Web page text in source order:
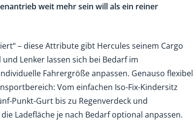
weit mehr sein will als ein reiner
– diese Attribute gibt Hercules seinem Cargo
und Lenker lassen sich bei Bedarf im
Fahrergröße anpassen. Genauso flexibel
Vom einfachen Iso-Fix-Kindersitz
Punkt-Gurt bis zu Regenverdeck und
Ladefläche je nach Bedarf optional anpassen.